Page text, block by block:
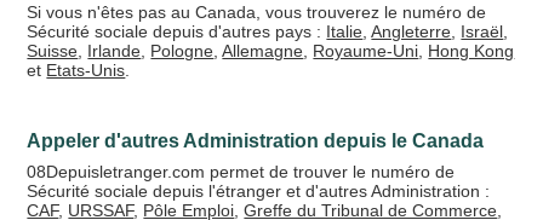
Si vous n'êtes pas au Canada, vous trouverez le numéro de
Sécurité sociale depuis d'autres pays : Italie ,Angleterre Israël
Suisse Irlande Pologne ,Allemagne Royaume-Uni Hong Kong
et Etats-Unis
Appeler d'autres Administration depuis le Canada
08Depuisletranger.com permet de trouver le numéro de
Sécurité sociale depuis l'étranger et d'autres Administration :
CAF, URSSAF, Pôle Emploi ,Greffe du Tribunal de Commerce